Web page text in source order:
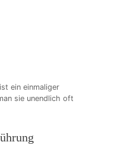
ein einmaliger
sie unendlich oft